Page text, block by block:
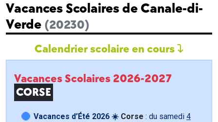
Vacances Scolaires de Canale-di-
Verde (20230)
Calendrier scolaire en cours
Vacances Scolaires 2026-2027
CORSE
Vacances d’Été 2026 ☀️ Corse : du samedi 4